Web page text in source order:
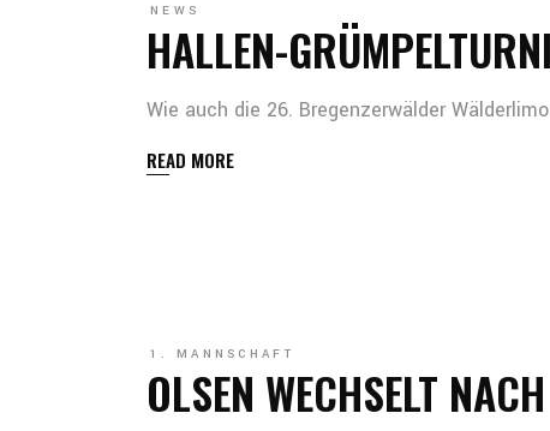
NEWS
HALLEN-
Wie auch die 26. Bregenzerwälder
READ MORE
1. MANNSCHAFT
OLSEN WECHSELT